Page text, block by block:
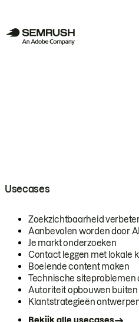
Usecases
Zoekzichtbaarheid
Aanbevolen worden door AI
Je markt onderzoeken
Contact leggen met lokale
Boeiende content maken
Technische siteproblemen
Autoriteit opbouwen buiten
Klantstrategieën